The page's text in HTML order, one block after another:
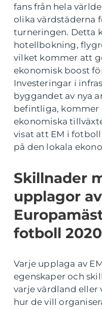
fans från hela
olika värdstäderna
turneringen. Detta
hotellbokning,
vilket kommer att
ekonomisk boost
Investeringar i
byggandet av nya
befintliga, kommer
ekonomiska
visat att EM i
på den lokala
Skillnader
upplagor av
fotboll 2020
Varje upplaga av
egenskaper och
varje värdland eller
hur de vill